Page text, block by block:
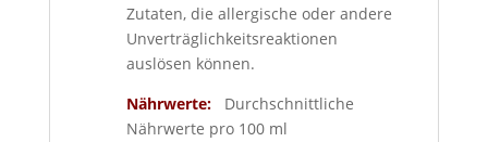
Zutaten, die allergische oder andere
Unverträglichkeitsreaktionen
auslösen können.
Nährwerte: Durchschnittliche
Nährwerte pro 100 ml